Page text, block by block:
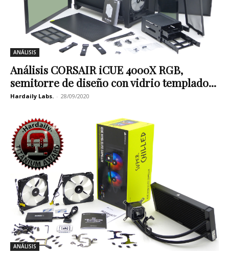
ANÁLISIS
Análisis CORSAIR iCUE 4000X RGB,
semitorre de diseño con vidrio templado...
Hardaily Labs. - 28/09/2020
ANÁLISIS